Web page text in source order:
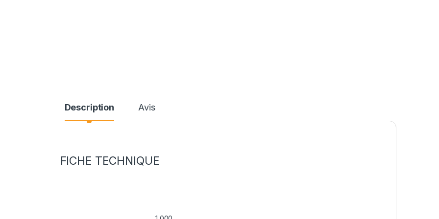
Description Avis
FICHE TECHNIQUE